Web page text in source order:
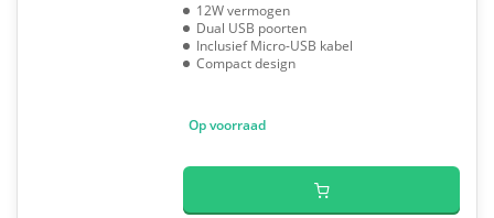
12W vermogen
Dual USB poorten
Inclusief Micro-USB kabel
Compact design
Op voorraad